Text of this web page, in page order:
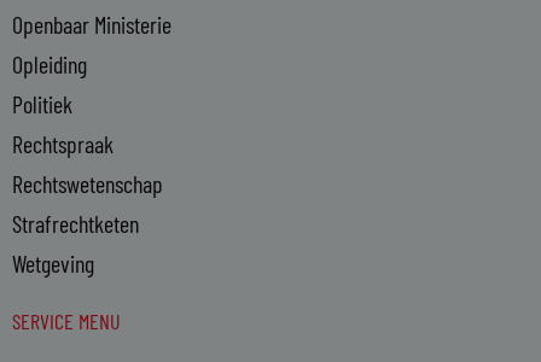
Openbaar Ministerie
Opleiding
Politiek
Rechtspraak
Rechtswetenschap
Strafrechtketen
Wetgeving
SERVICE MENU